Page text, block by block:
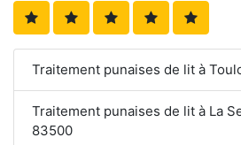
Traitement punaises de lit à
Traitement punaises de lit à La
83500